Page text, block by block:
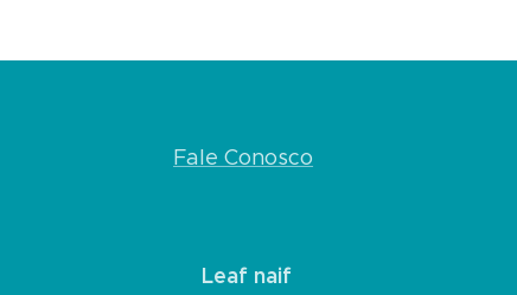
Fale Conosco
Leaf naif